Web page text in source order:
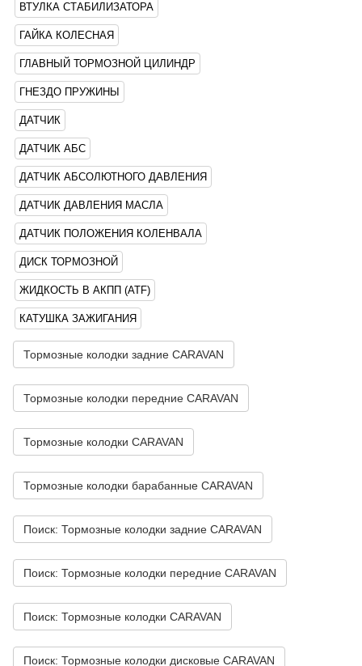
ВТУЛКА СТАБИЛИЗАТОРА
ГАЙКА КОЛЕСНАЯ
ГЛАВНЫЙ ТОРМОЗНОЙ ЦИЛИНДР
ГНЕЗДО ПРУЖИНЫ
ДАТЧИК
ДАТЧИК АБС
ДАТЧИК АБСОЛЮТНОГО ДАВЛЕНИЯ
ДАТЧИК ДАВЛЕНИЯ МАСЛА
ДАТЧИК ПОЛОЖЕНИЯ КОЛЕНВАЛА
ДИСК ТОРМОЗНОЙ
ЖИДКОСТЬ В АКПП (ATF)
КАТУШКА ЗАЖИГАНИЯ
Тормозные колодки задние CARAVAN
Тормозные колодки передние CARAVAN
Тормозные колодки CARAVAN
Тормозные колодки барабанные CARAVAN
Поиск: Тормозные колодки задние CARAVAN
Поиск: Тормозные колодки передние CARAVAN
Поиск: Тормозные колодки CARAVAN
Поиск: Тормозные колодки дисковые CARAVAN